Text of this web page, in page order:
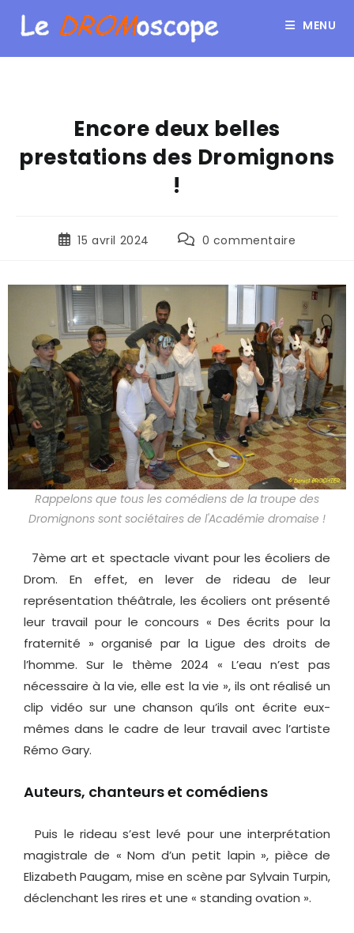
MENU
Encore deux belles
prestations des Dromignons
!
15 avril 2024 0 commentaire
Rappelons que tous les comédiens de la troupe des
Dromignons sont sociétaires de l'Académie dromaise !
7ème art et spectacle vivant pour les écoliers de
Drom. En effet, en lever de rideau de leur
représentation théâtrale, les écoliers ont présenté
leur travail pour le concours « Des écrits pour la
fraternité » organisé par la Ligue des droits de
l’homme. Sur le thème 2024 « L’eau n’est pas
nécessaire à la vie, elle est la vie », ils ont réalisé un
clip vidéo sur une chanson qu’ils ont écrite eux-
mêmes dans le cadre de leur travail avec l’artiste
Rémo Gary.
Auteurs, chanteurs et comédiens
Puis le rideau s’est levé pour une interprétation
magistrale de « Nom d’un petit lapin », pièce de
Elizabeth Paugam, mise en scène par Sylvain Turpin,
déclenchant les rires et une « standing ovation ».